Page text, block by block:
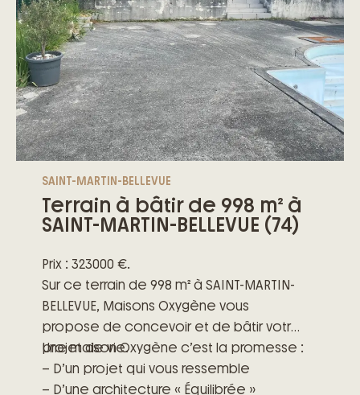
SAINT-MARTIN-BELLEVUE
Terrain à bâtir de 998 m² à
SAINT-MARTIN-BELLEVUE (74)
Prix : 323000 €.
Sur ce terrain de 998 m² à SAINT-MARTIN-
BELLEVUE, Maisons Oxygène vous
propose de concevoir et de bâtir votre
projet de vie.
Une maison Oxygène c’est la promesse :
– D’un projet qui vous ressemble
– D’une architecture « Équilibrée »